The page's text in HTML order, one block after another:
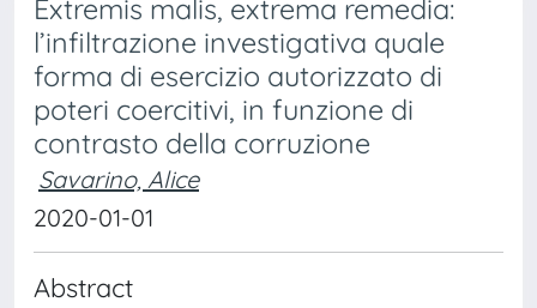
Extremis malis, extrema remedia:
l’infiltrazione investigativa quale
forma di esercizio autorizzato di
poteri coercitivi, in funzione di
contrasto della corruzione
Savarino, Alice
2020-01-01
Abstract